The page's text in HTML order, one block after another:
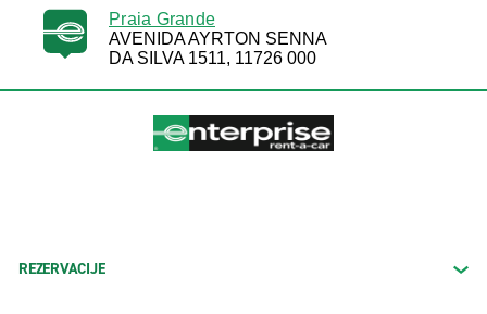
Praia Grande
AVENIDA AYRTON SENNA
DA SILVA 1511, 11726 000
REZERVACIJE